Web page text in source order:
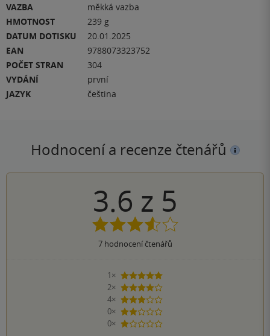
VAZBA
měkká vazba
HMOTNOST
239 g
DATUM DOTISKU
20.01.2025
EAN
9788073323752
POČET STRAN
304
VYDÁNÍ
první
JAZYK
čeština
Hodnocení a recenze čtenářů
3.6 z 5
7hodnocení čtenářů
1×
5 hvězdiček
2×
4 hvězdičky
4×
3 hvězdičky
0×
2 hvězdičky
0×
1 hvezdička